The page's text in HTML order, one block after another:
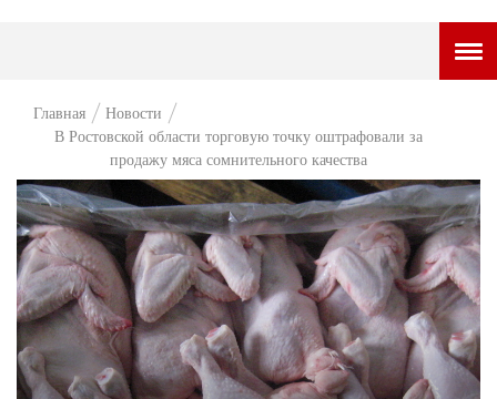
НОВОСТИ
ВОПРОС НЕДЕЛИ
ПРЕМЬЕРА
ТАМ И ТУТ
СТИЛЬ ЖИЗНИ
ХАЙП
Главная
Новости
В Ростовской области торговую точку оштрафовали за
продажу мяса сомнительного качества